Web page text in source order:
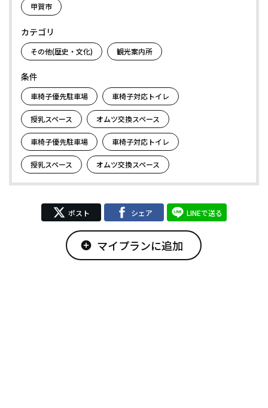
甲賀市
カテゴリ
その他(歴史・文化) 観光案内所
条件
車椅子優先駐車場 車椅子対応トイレ
授乳スペース オムツ交換スペース
車椅子優先駐車場 車椅子対応トイレ
授乳スペース オムツ交換スペース
ポスト シェア LINEで送る
add_circle マイプランに追加